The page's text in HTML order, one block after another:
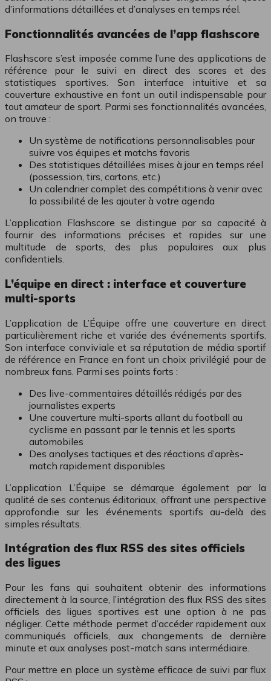
d’informations détaillées et d’analyses en temps réel.
Fonctionnalités avancées de l’app flashscore
Flashscore s’est imposée comme l’une des applications de
référence pour le suivi en direct des scores et des
statistiques sportives. Son interface intuitive et sa
couverture exhaustive en font un outil indispensable pour
tout amateur de sport. Parmi ses fonctionnalités avancées,
on trouve :
Un système de notifications personnalisables pour
suivre vos équipes et matchs favoris
Des statistiques détaillées mises à jour en temps réel
(possession, tirs, cartons, etc.)
Un calendrier complet des compétitions à venir avec
la possibilité de les ajouter à votre agenda
L’application Flashscore se distingue par sa capacité à
fournir des informations précises et rapides sur une
multitude de sports, des plus populaires aux plus
confidentiels.
L’équipe en direct : interface et couverture
multi-sports
L’application de L’Équipe offre une couverture en direct
particulièrement riche et variée des événements sportifs.
Son interface conviviale et sa réputation de média sportif
de référence en France en font un choix privilégié pour de
nombreux fans. Parmi ses points forts :
Des live-commentaires détaillés rédigés par des
journalistes experts
Une couverture multi-sports allant du football au
cyclisme en passant par le tennis et les sports
automobiles
Des analyses tactiques et des réactions d’après-
match rapidement disponibles
L’application L’Équipe se démarque également par la
qualité de ses contenus éditoriaux, offrant une perspective
approfondie sur les événements sportifs au-delà des
simples résultats.
Intégration des flux RSS des sites officiels
des ligues
Pour les fans qui souhaitent obtenir des informations
directement à la source, l’intégration des flux RSS des sites
officiels des ligues sportives est une option à ne pas
négliger. Cette méthode permet d’accéder rapidement aux
communiqués officiels, aux changements de dernière
minute et aux analyses post-match sans intermédiaire.
Pour mettre en place un système efficace de suivi par flux